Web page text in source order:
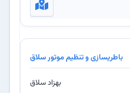
باطریسازی و تنظیم موتور سلاق
بهزاد سلاق